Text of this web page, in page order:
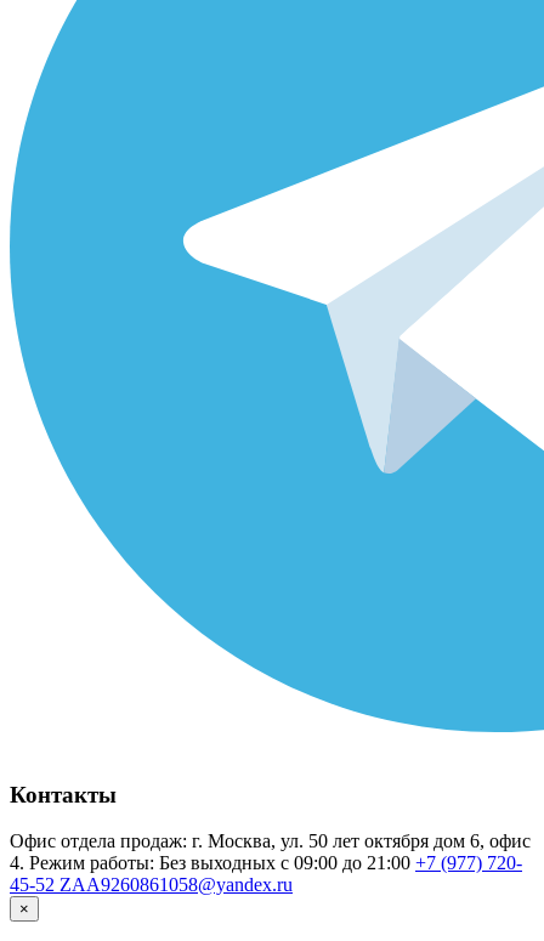
Контакты
Офис отдела продаж: г. Москва, ул. 50 лет октября дом 6, офис
4. Режим работы: Без выходных с 09:00 до 21:00 +7 (977) 720-
45-52 ZAA9260861058@yandex.ru
×